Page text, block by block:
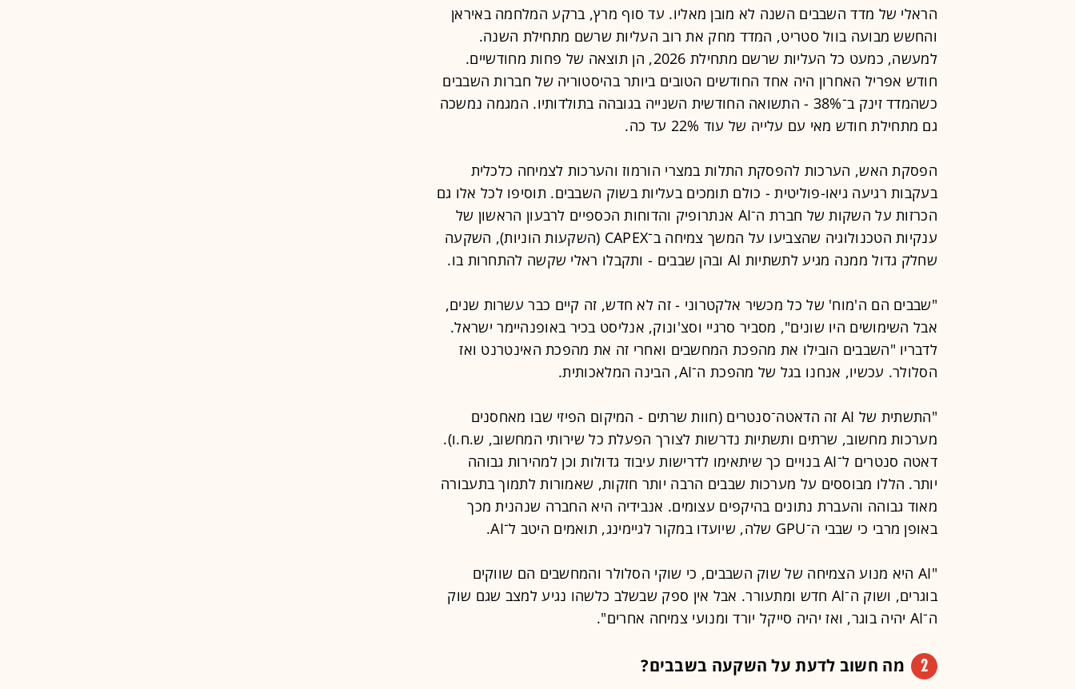
הראלי של מדד השבבים השנה לא מובן מאליו. עד סוף מרץ, ברקע המלחמה באיראן
והחשש מבועה בוול סטריט, המדד מחק את רוב העליות שרשם מתחילת השנה.
למעשה, כמעט כל העליות שרשם מתחילת 2026, הן תוצאה של פחות מחודשיים.
חודש אפריל האחרון היה אחד החודשים הטובים ביותר בהיסטוריה של חברות השבבים
כשהמדד זינק ב־38% - התשואה החודשית השנייה בגובהה בתולדותיו. המגמה נמשכה
גם מתחילת חודש מאי עם עלייה של עוד 22% עד כה.
הפסקת האש, הערכות להפסקת התלות במצרי הורמוז והערכות לצמיחה כלכלית
בעקבות רגיעה גיאו-פוליטית - כולם תומכים בעליות בשוק השבבים. תוסיפו לכל אלו גם
הכרזות על השקות של חברת ה־AI אנתרופיק והדוחות הכספיים לרבעון הראשון של
ענקיות הטכנולוגיה שהצביעו על המשך צמיחה ב־CAPEX (השקעות הוניות), השקעה
שחלק גדול ממנה מגיע לתשתיות AI ובהן שבבים - ותקבלו ראלי שקשה להתחרות בו.
"שבבים הם ה'מוח' של כל מכשיר אלקטרוני - זה לא חדש, זה קיים כבר עשרות שנים,
אבל השימושים היו שונים", מסביר סרגיי וסצ'ונוק, אנליסט בכיר באופנהיימר ישראל.
לדבריו "השבבים הובילו את מהפכת המחשבים ואחרי זה את מהפכת האינטרנט ואז
הסלולר. עכשיו, אנחנו בגל של מהפכת ה־AI, הבינה המלאכותית.
"התשתית של AI זה הדאטה־סנטרים (חוות שרתים - המיקום הפיזי שבו מאחסנים
מערכות מחשוב, שרתים ותשתיות נדרשות לצורך הפעלת כל שירותי המחשוב, ש.ח.ו).
דאטה סנטרים ל־AI בנויים כך שיתאימו לדרישות עיבוד גדולות וכן למהירות גבוהה
יותר. הללו מבוססים על מערכות שבבים הרבה יותר חזקות, שאמורות לתמוך בתעבורה
מאוד גבוהה והעברת נתונים בהיקפים עצומים. אנבידיה היא החברה שנהנית מכך
באופן מרבי כי שבבי ה־GPU שלה, שיועדו במקור לגיימינג, תואמים היטב ל־AI.
"AI היא מנוע הצמיחה של שוק השבבים, כי שוקי הסלולר והמחשבים הם שווקים
בוגרים, ושוק ה־AI חדש ומתעורר. אבל אין ספק שבשלב כלשהו נגיע למצב שגם שוק
ה־AI יהיה בוגר, ואז יהיה סייקל יורד ומנועי צמיחה אחרים".
2 מה חשוב לדעת על השקעה בשבבים?